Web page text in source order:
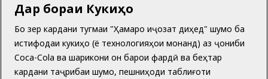
Дар бораи мо
Дар бораи Кукиҳо
Бо зер кардани тугмаи "Ҳамаро иҷозат диҳед" шумо ба
истифодаи кукиҳо (ё технологияҳои монанд) аз ҷониби
Coca-Cola ва шарикони он барои фардӣ ва беҳтар
кардани таҷрибаи шумо, пешниҳоди таблиғоти